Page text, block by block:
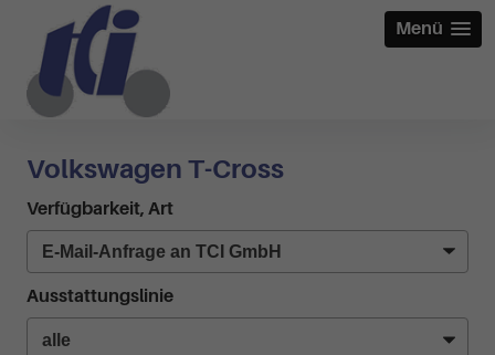
Menü
Volkswagen T-Cross
Verfügbarkeit, Art
Ausstattungslinie